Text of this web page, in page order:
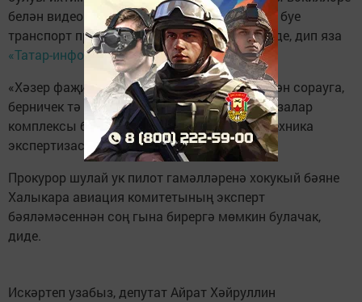
белән видеоконференция барышында Идел буе
транспорт прокуроры Тимур Кебеков сөйләде, дип яза
«Татар-информ».
«Хәзер фаҗиганең сәбәбе нәрсә булган дигән сорауга,
берничек тә җавап биреп булмый. Экспертизалар
комплексы билгеләнде, шул исәптән авиатехника
экспертизасы да», — диде прокурор.
Прокурор шулай ук пилот гамәлләренә хокукый бәяне
Халыкара авиация комитетының эксперт
бәяләмәсеннән соң гына бирергә мөмкин булачак,
диде.
Искәртеп узабыз, депутат Айрат Хәйруллин